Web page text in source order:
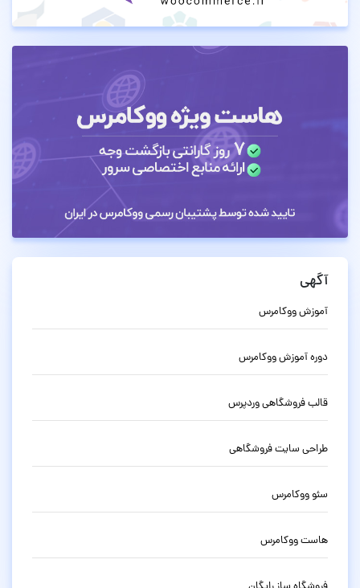
آگهی
آموزش ووکامرس
دوره آموزش ووکامرس
قالب فروشگاهی وردپرس
طراحی سایت فروشگاهی
سئو ووکامرس
هاست ووکامرس